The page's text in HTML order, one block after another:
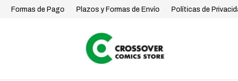
Formas de Pago Plazos y Formas de Envío Políticas de